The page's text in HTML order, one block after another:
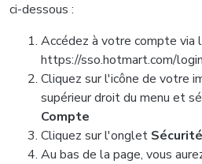
ci-dessous :
Accédez à votre compte via
https://sso.hotmart.com/login
Cliquez sur l'icône de votre
supérieur droit du menu et
Compte
Cliquez sur l'onglet
Au bas de la page, vous